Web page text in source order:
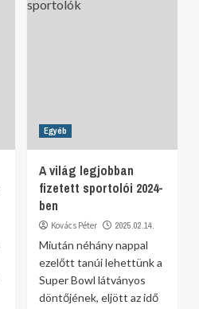
Egyéb
A világ legjobban
fizetett sportolói 2024-
ben
Kovács Péter 2025.02.14.
Miután néhány nappal
ezelőtt tanúi lehettünk a
Super Bowl látványos
döntőjének, eljött az idő